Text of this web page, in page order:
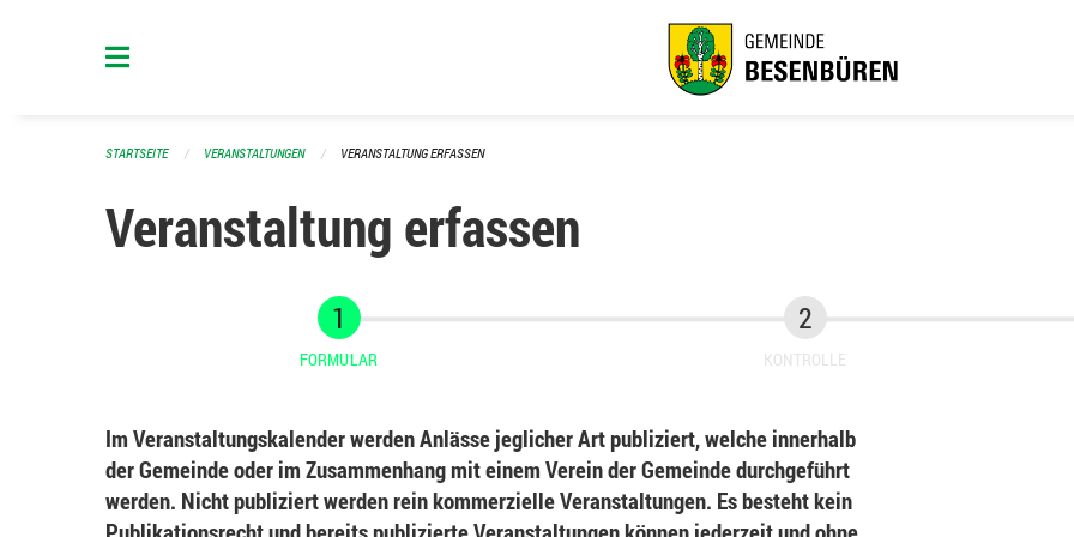
STARTSEITE VERANSTALTUNGEN VERANSTALTUNG ERFASSEN
Veranstaltung erfassen
FORMULAR KONTROLLE
Im Veranstaltungskalender werden Anlässe jeglicher Art publiziert, welche innerhalb
der Gemeinde oder im Zusammenhang mit einem Verein der Gemeinde durchgeführt
werden. Nicht publiziert werden rein kommerzielle Veranstaltungen. Es besteht kein